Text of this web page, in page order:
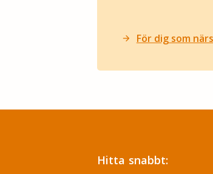
arrow_forward För dig som
Hitta snabbt: